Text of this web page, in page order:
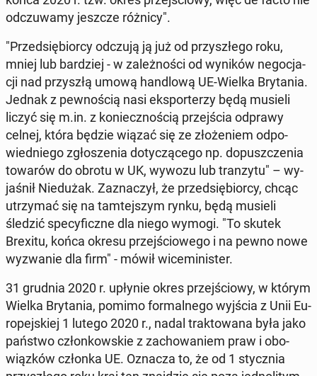
od­czu­wa­my jeszcze różnicy".
"Przed­się­bior­cy odczują ją już od przy­szłe­go roku,
mniej lub bar­dziej - w za­leż­no­ści od wyników ne­go­cja­
cji nad przy­szłą umową han­dlo­wą UE-Wielka Bry­ta­nia.
Jednak z pew­no­ścią nasi eks­por­te­rzy będą musieli
liczyć się m.in. z ko­niecz­no­ścią przej­ścia odprawy
celnej, która będzie wiązać się ze zło­że­niem od­po­
wied­nie­go zgło­sze­nia do­ty­czą­ce­go np. do­pusz­cze­nia
towarów do obrotu w UK, wywozu lub tran­zy­tu" – wy­
ja­śnił Nie­du­żak. Za­zna­czył, że przed­się­bior­cy, chcąc
utrzy­mać się na tam­tej­szym rynku, będą musieli
śledzić spe­cy­ficz­ne dla niego wymogi. "To skutek
Brexitu, końca okresu przej­ścio­we­go i na pewno nowe
wy­zwa­nie dla firm" - mówił wi­ce­mi­ni­ster.
31 grudnia 2020 r. upłynie okres przej­ścio­wy, w którym
Wielka Bry­ta­nia, pomimo for­mal­ne­go wyjścia z Unii Eu­
ro­pej­skiej 1 lutego 2020 r., nadal trak­to­wa­na była jako
państwo człon­kow­skie z za­cho­wa­niem praw i obo­
wiąz­ków członka UE. Oznacza to, że od 1 stycz­nia